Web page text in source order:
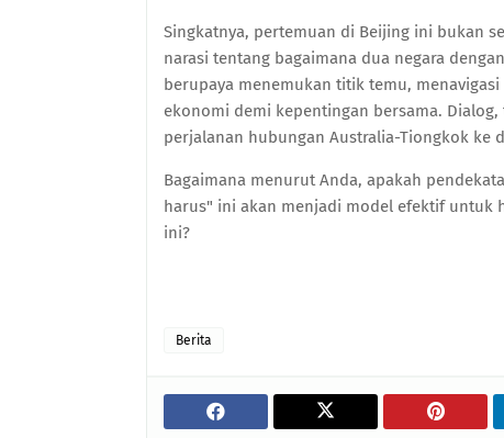
Singkatnya, pertemuan di Beijing ini bukan
narasi tentang bagaimana dua negara
berupaya menemukan titik temu,
ekonomi demi kepentingan bersama.
perjalanan hubungan Australia-Tiongkok ke
Bagaimana menurut Anda, apakah
harus" ini akan menjadi model efektif untuk
ini?
Berita